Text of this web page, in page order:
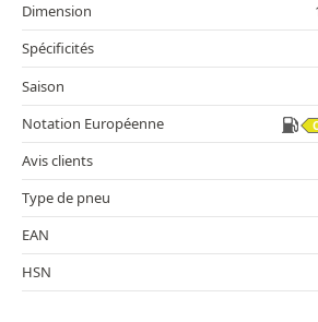
Dimension
Spécificités
Saison
Notation Européenne
C
Avis clients
Type de pneu
EAN
HSN